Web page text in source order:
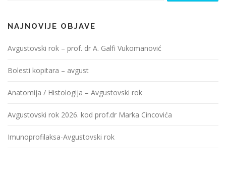
NAJNOVIJE OBJAVE
Avgustovski rok – prof. dr A. Galfi Vukomanović
Bolesti kopitara – avgust
Anatomija / Histologija – Avgustovski rok
Avgustovski rok 2026. kod prof.dr Marka Cincovića
Imunoprofilaksa-Avgustovski rok